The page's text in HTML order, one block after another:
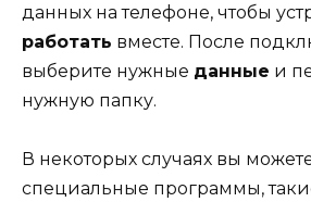
данных на телефоне, чтобы
работать вместе. После
выберите нужные данные и
нужную папку.
В некоторых случаях вы
специальные программы,